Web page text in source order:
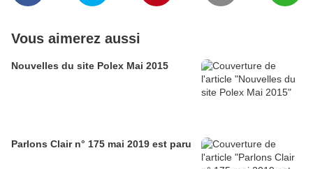
Vous aimerez aussi
Nouvelles du site Polex Mai 2015
Parlons Clair n° 175 mai 2019 est paru